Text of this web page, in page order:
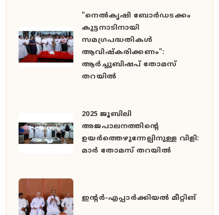
"നെൽകൃഷി ബോർഡടക്കം
കുട്ടനാടിനായി
സമഗ്രപദ്ധതികൾ
ആവിഷ്കരിക്കണം":
ആർച്ചുബിഷപ് തോമസ്
തറയിൽ
2025 ജൂബിലി
അജപാലനത്തിന്റെ
ഉയർത്തെഴുന്നേല്പിനുള്ള വിളി:
മാർ തോമസ് തറയിൽ
ഇൻ്റർ-എപ്പാർക്കിയൽ മീറ്റിങ്